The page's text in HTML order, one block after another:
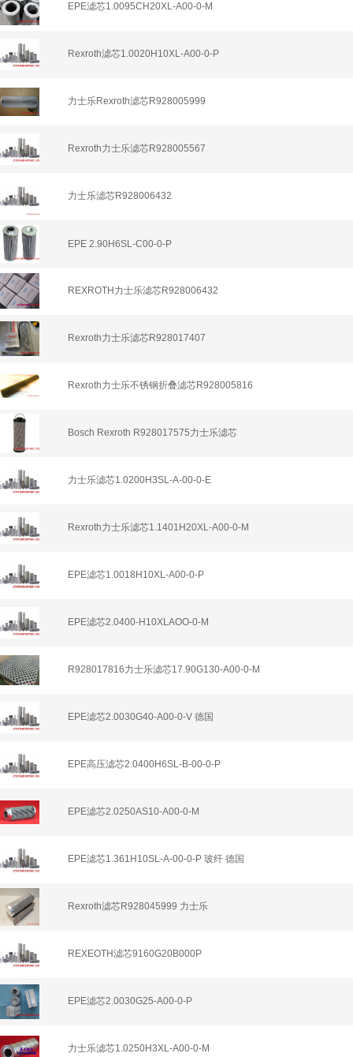
EPE滤芯1.0095CH20XL-A00-0-M
Rexroth滤芯1.0020H10XL-A00-0-P
力士乐Rexroth滤芯R928005999
Rexroth力士乐滤芯R928005567
力士乐滤芯R928006432
EPE 2.90H6SL-C00-0-P
REXROTH力士乐滤芯R928006432
Rexroth力士乐滤芯R928017407
Rexroth力士乐不锈钢折叠滤芯R928005816
Bosch Rexroth R928017575力士乐滤芯
力士乐滤芯1.0200H3SL-A-00-0-E
Rexroth力士乐滤芯1.1401H20XL-A00-0-M
EPE滤芯1.0018H10XL-A00-0-P
EPE滤芯2.0400-H10XLAOO-0-M
R928017816力士乐滤芯17.90G130-A00-0-M
EPE滤芯2.0030G40-A00-0-V 德国
EPE高压滤芯2.0400H6SL-B-00-0-P
EPE滤芯2.0250AS10-A00-0-M
EPE滤芯1.361H10SL-A-00-0-P 玻纤 德国
Rexroth滤芯R928045999 力士乐
REXEOTH滤芯9160G20B000P
EPE滤芯2.0030G25-A00-0-P
力士乐滤芯1.0250H3XL-A00-0-M